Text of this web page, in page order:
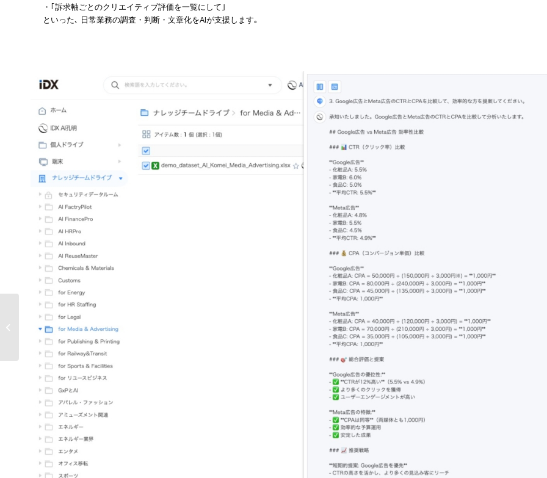
・｢訴求軸ごとのクリエイティブ評価を一覧にして｣
といった､ 日常業務の調査・判断・文章化をAIが支援します｡
AIデータ社、口座から顧客､ 取引リス
クまでAIが統合判断｡...